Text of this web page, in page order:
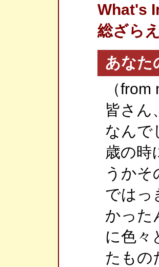
What's
総ざらえ
あなた
（
皆さん
なんで
歳の
うかそ
ではっ
かった
に色々
たもの